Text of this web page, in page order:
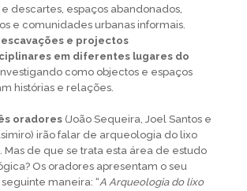
descartes, espaços abandonados,
e comunidades urbanas informais.
e projectos
em diferentes lugares do
como objectos e espaços
histórias e relações.
oradores (João Sequeira, Joel Santos e
irão falar de arqueologia do lixo
Mas de que se trata esta área de estudo
Os oradores apresentam o seu
maneira: “A Arqueologia do lixo